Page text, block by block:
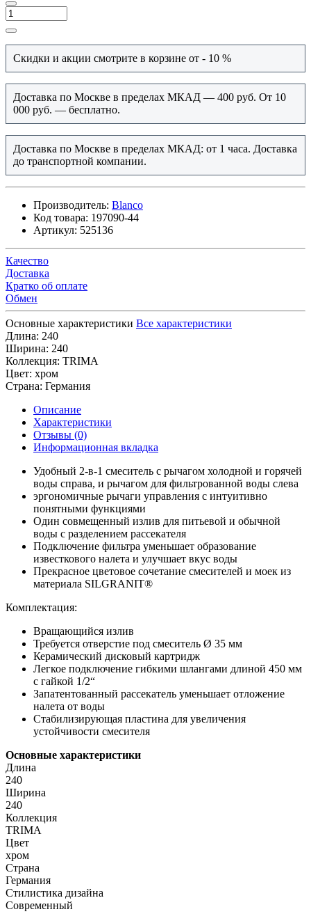
Скидки и акции смотрите в корзине от - 10 %
Доставка по Москве в пределах МКАД — 400 руб. От 10
000 руб. — бесплатно.
Доставка по Москве в пределах МКАД: от 1 часа. Доставка
до транспортной компании.
Производитель: Blanco
Код товара: 197090-44
Артикул: 525136
Качество
Доставка
Кратко об оплате
Обмен
Основные характеристики Все характеристики
Длина: 240
Ширина: 240
Коллекция: TRIMA
Цвет: хром
Страна: Германия
Описание
Характеристики
Отзывы (0)
Информационная вкладка
Удобный 2-в-1 смеситель с рычагом холодной и горячей
воды справа, и рычагом для фильтрованной воды слева
эргономичные рычаги управления с интуитивно
понятными функциями
Один совмещенный излив для питьевой и обычной
воды с разделением рассекателя
Подключение фильтра уменьшает образование
известкового налета и улучшает вкус воды
Прекрасное цветовое сочетание смесителей и моек из
материала SILGRANIT®
Комплектация:
Вращающийся излив
Требуется отверстие под смеситель Ø 35 мм
Керамический дисковый картридж
Легкое подключение гибкими шлангами длиной 450 мм
с гайкой 1/2“
Запатентованный рассекатель уменьшает отложение
налета от воды
Стабилизирующая пластина для увеличения
устойчивости смесителя
Основные характеристики
Длина
240
Ширина
240
Коллекция
TRIMA
Цвет
хром
Страна
Германия
Стилистика дизайна
Современный